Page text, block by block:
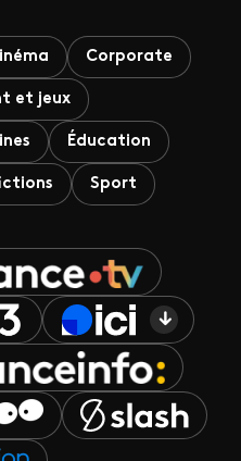
Corporate
et jeux
Éducation
Sport